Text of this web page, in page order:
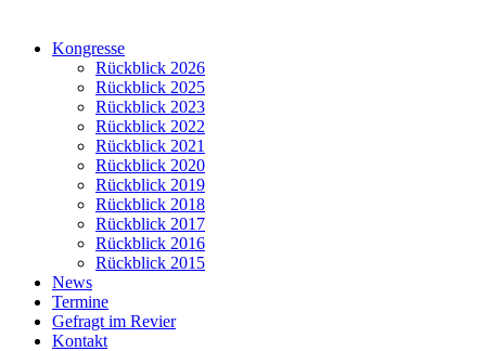
Kongresse
Rückblick 2026
Rückblick 2025
Rückblick 2023
Rückblick 2022
Rückblick 2021
Rückblick 2020
Rückblick 2019
Rückblick 2018
Rückblick 2017
Rückblick 2016
Rückblick 2015
News
Termine
Gefragt im Revier
Kontakt